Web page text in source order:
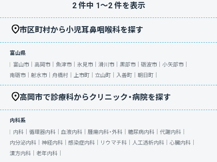
2件中 1〜2件を表示
市区町村から小児耳鼻咽喉科を探す
富山県
富山市｜ 高岡市｜ 魚津市｜ 氷見市｜ 滑川市｜ 黒部市｜ 砺波市｜ 小矢部市｜
南砺市｜ 射水市｜ 舟橋村｜ 上市町｜ 立山町｜ 入善町｜ 朝日町｜
高岡市で診療科からクリニック・病院を探す
内科系
内科｜ 循環器内科｜ 血液内科｜ 腫瘍内科・外科｜ 糖尿病内科｜ 代謝内科｜
内分泌内科｜ 神経内科｜ 感染症内科｜ リウマチ科｜ 人工透析内科｜ 心臓内科｜
漢方内科｜ 老年内科｜